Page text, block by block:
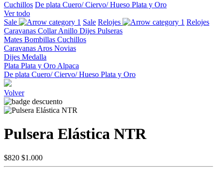
Cuchillos De plata Cuero/ Ciervo/ Hueso Plata y Oro
Ver todo
Sale
Sale Relojes
Relojes
Caravanas CollarAnillo Dijes Pulseras
Mates Bombillas Cuchillos
Caravanas Aros Novias
Dijes Medalla
Plata Plata y Oro Alpaca
De plata Cuero/ Ciervo/ Hueso Plata y Oro
Volver
Pulsera Elástica NTR
$820 $1.000